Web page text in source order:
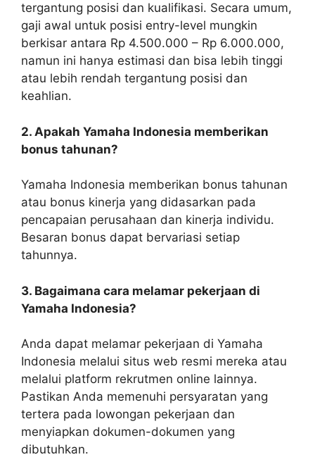
tergantung posisi dan kualifikasi. Secara umum,
gaji awal untuk posisi entry-level mungkin
berkisar antara Rp 4.500.000 – Rp 6.000.000,
namun ini hanya estimasi dan bisa lebih tinggi
atau lebih rendah tergantung posisi dan
keahlian.
2. Apakah Yamaha Indonesia memberikan
bonus tahunan?
Yamaha Indonesia memberikan bonus tahunan
atau bonus kinerja yang didasarkan pada
pencapaian perusahaan dan kinerja individu.
Besaran bonus dapat bervariasi setiap
tahunnya.
3. Bagaimana cara melamar pekerjaan di
Yamaha Indonesia?
Anda dapat melamar pekerjaan di Yamaha
Indonesia melalui situs web resmi mereka atau
melalui platform rekrutmen online lainnya.
Pastikan Anda memenuhi persyaratan yang
tertera pada lowongan pekerjaan dan
menyiapkan dokumen-dokumen yang
dibutuhkan.